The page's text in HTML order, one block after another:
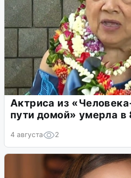
Архангельская
предупредили о
4 августа 1